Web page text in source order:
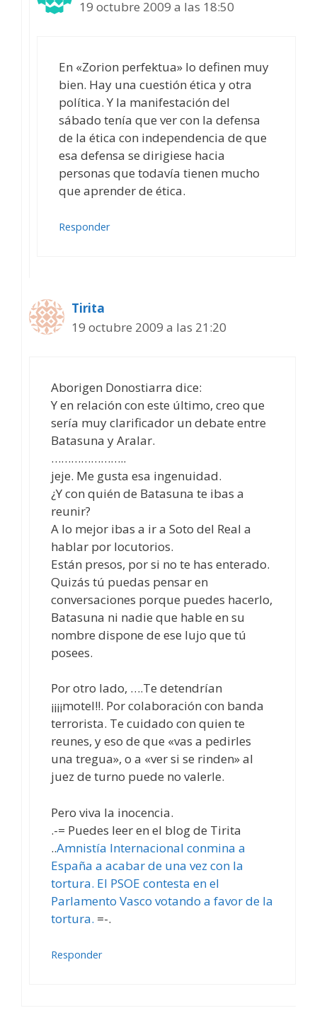
19 octubre 2009 a las 18:50
En «Zorion perfektua» lo definen muy
bien. Hay una cuestión ética y otra
política. Y la manifestación del
sábado tenía que ver con la defensa
de la ética con independencia de que
esa defensa se dirigiese hacia
personas que todavía tienen mucho
que aprender de ética.
Responder
Tirita
19 octubre 2009 a las 21:20
Aborigen Donostiarra dice:
Y en relación con este último, creo que
sería muy clarificador un debate entre
Batasuna y Aralar.
…………………..
jeje. Me gusta esa ingenuidad.
¿Y con quién de Batasuna te ibas a
reunir?
A lo mejor ibas a ir a Soto del Real a
hablar por locutorios.
Están presos, por si no te has enterado.
Quizás tú puedas pensar en
conversaciones porque puedes hacerlo,
Batasuna ni nadie que hable en su
nombre dispone de ese lujo que tú
posees.
Por otro lado, ….Te detendrían
¡¡¡¡motel!!. Por colaboración con banda
terrorista. Te cuidado con quien te
reunes, y eso de que «vas a pedirles
una tregua», o a «ver si se rinden» al
juez de turno puede no valerle.
Pero viva la inocencia.
.-= Puedes leer en el blog de Tirita
..Amnistía Internacional conmina a
España a acabar de una vez con la
tortura. El PSOE contesta en el
Parlamento Vasco votando a favor de la
tortura. =-.
Responder